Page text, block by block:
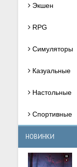
Экшен
RPG
Симуляторы
Казуальные
Настольные
Спортивные
НОВИНКИ